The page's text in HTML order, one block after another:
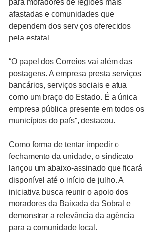
para moradores de regiões mais
afastadas e comunidades que
dependem dos serviços oferecidos
pela estatal.
“O papel dos Correios vai além das
postagens. A empresa presta serviços
bancários, serviços sociais e atua
como um braço do Estado. É a única
empresa pública presente em todos os
municípios do país”, destacou.
Como forma de tentar impedir o
fechamento da unidade, o sindicato
lançou um abaixo-assinado que ficará
disponível até o início de julho. A
iniciativa busca reunir o apoio dos
moradores da Baixada da Sobral e
demonstrar a relevância da agência
para a comunidade local.